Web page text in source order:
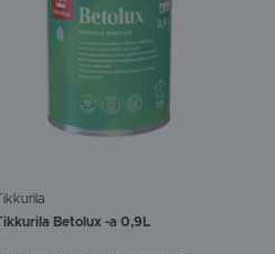
Betolux -a 0,9L